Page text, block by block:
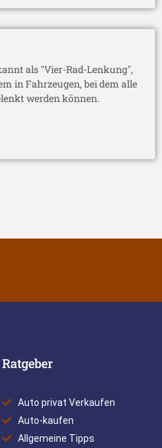
als "Vier-Rad-Lenkung",
in Fahrzeugen, bei dem alle
werden können.
Ratgeber
Auto privat Verkaufen
Auto-kaufen
Allgemeine Tipps